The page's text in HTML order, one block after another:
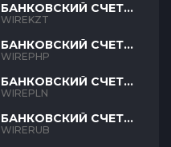
БАНКОВСКИЙ СЧЕТ
KZT
WIREKZT
БАНКОВСКИЙ СЧЕТ
PHP
WIREPHP
БАНКОВСКИЙ СЧЕТ
PLN
WIREPLN
БАНКОВСКИЙ СЧЕТ
RUB
WIRERUB